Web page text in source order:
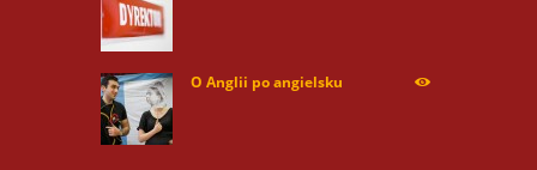
O Anglii po angielsku